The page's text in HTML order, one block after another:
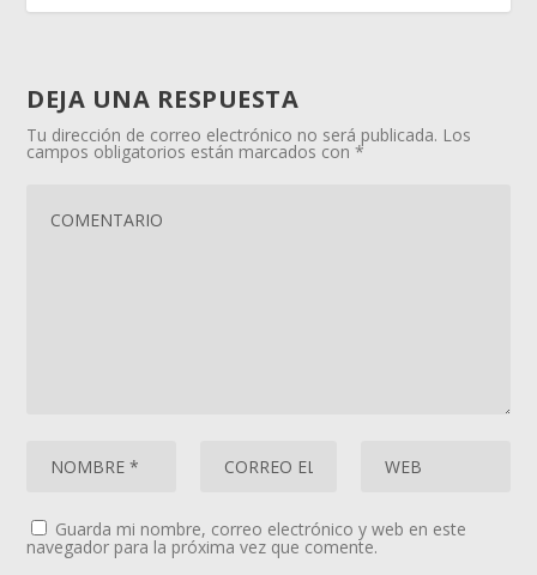
DEJA UNA RESPUESTA
Tu dirección de correo electrónico no será publicada. Los
campos obligatorios están marcados con*
Guarda mi nombre, correo electrónico y web en este
navegador para la próxima vez que comente.